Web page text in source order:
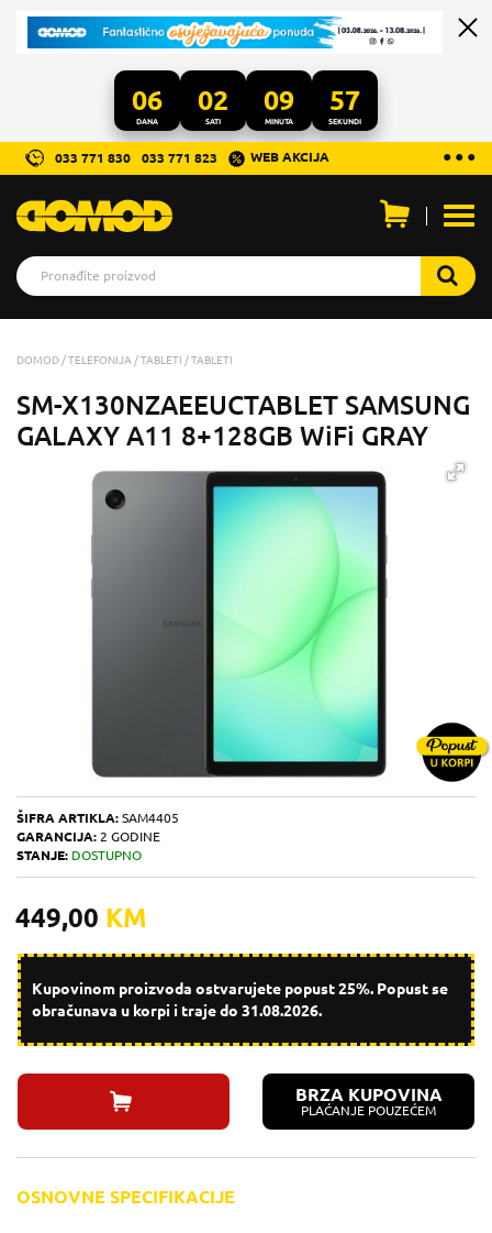
06
DANA
02
SATI
09
MINUTA
56
SEKUNDI
...
● ● ●
033 771 830 033 771 823 WEB AKCIJA
DOMOD TELEFONIJA TABLETI TABLETI
SM-X130NZAEEUCTABLET SAMSUNG
GALAXY A11 8+128GB WiFi GRAY
ŠIFRA ARTIKLA: SAM4405
GARANCIJA: 2 GODINE
STANJE: DOSTUPNO
449,00 KM
Kupovinom proizvoda ostvarujete popust 25%. Popust se
obračunava u korpi i traje do 31.08.2026.
BRZA KUPOVINA
PLAĆANJE POUZEĆEM
OSNOVNE SPECIFIKACIJE